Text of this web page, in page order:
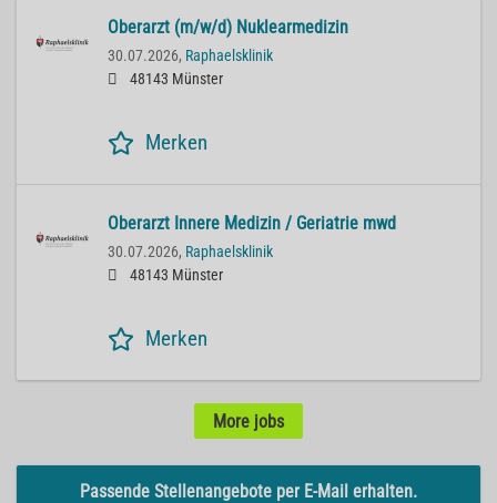
Oberarzt (m/w/d) Nuklearmedizin
30.07.2026, Raphaelsklinik
48143 Münster
Merken
Oberarzt Innere Medizin / Geriatrie mwd
30.07.2026, Raphaelsklinik
48143 Münster
Merken
More jobs
Passende Stellenangebote per E-Mail erhalten.